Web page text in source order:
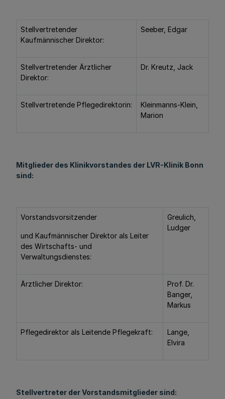
Stellvertretender
Kaufmännischer Direktor:
Seeber, Edgar
Stellvertretender Ärztlicher
Direktor:
Dr. Kreutz, Jack
Stellvertretende Pflegedirektorin:
Kleinmanns-Klein,
Marion
Mitglieder des Klinikvorstandes der LVR-Klinik Bonn
sind:
Vorstandsvorsitzender
und Kaufmännischer Direktor als Leiter
des Wirtschafts- und
Verwaltungsdienstes:
Greulich,
Ludger
Ärztlicher Direktor:
Prof. Dr.
Banger,
Markus
Pflegedirektor als Leitende Pflegekraft:
Lange,
Elvira
Stellvertreter der Vorstandsmitglieder sind: